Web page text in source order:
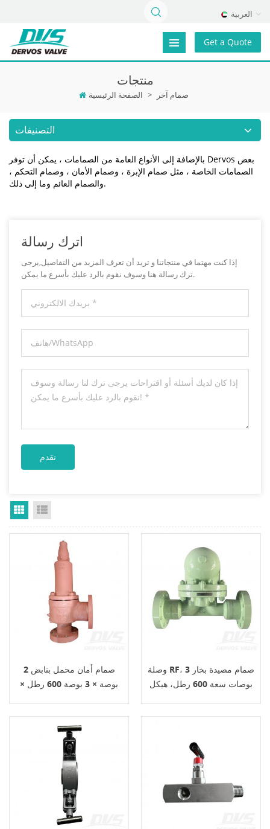
العربية
Get a Quote
منتجات
الصفحة الرئيسية > صمام آخر
التصنيفات
بالإضافة إلى الأنواع العامة من الصمامات ، يمكن أن توفر Dervos بعض
الصمامات الخاصة ، مثل صمام الإبرة ، وصمام الأمان ، وصمام التحكم ،
والصمام العائم وما إلى ذلك.
اترك رسالة
إذا كنت مهتما في منتجاتنا و تريد أن تعرف المزيد من التفاصيل,يرجى
ترك رسالة هنا وسوف نقوم بالرد عليك بأسرع ما يمكن.
Grid View
صمام أمان محمل بنابض 2
بوصة × 3 بوصة 600 رطل ×
وصلة RF، صمام مصيدة بخار 3
بوصات سعة 600 رطل، هيكل